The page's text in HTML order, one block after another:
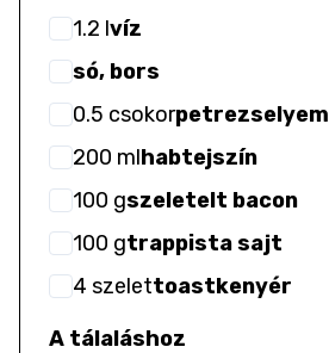
1.2 lvíz
só, bors
0.5 csokorpetrezselyem
200 mlhabtejszín
100 gszeletelt bacon
100 gtrappista sajt
4 szelettoastkenyér
A tálaláshoz